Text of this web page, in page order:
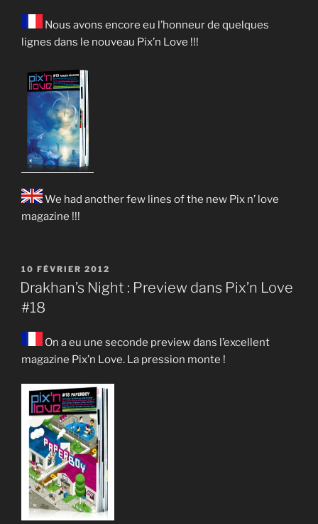
Nous avons encore eu l’honneur de quelques
lignes dans le nouveau Pix’n Love !!!
We had another few lines of the new Pix n’ love
magazine !!!
PUBLIÉ
LE
10 FÉVRIER 2012
Drakhan’s Night : Preview dans Pix’n Love
#18
On a eu une seconde preview dans l’excellent
magazine Pix’n Love. La pression monte !